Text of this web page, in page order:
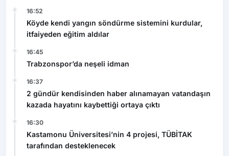
16:52
Köyde kendi yangın söndürme sistemini kurdular,
itfaiyeden eğitim aldılar
16:45
Trabzonspor’da neşeli idman
16:37
2 gündür kendisinden haber alınamayan vatandaşın
kazada hayatını kaybettiği ortaya çıktı
16:30
Kastamonu Üniversitesi’nin 4 projesi, TÜBİTAK
tarafından desteklenecek